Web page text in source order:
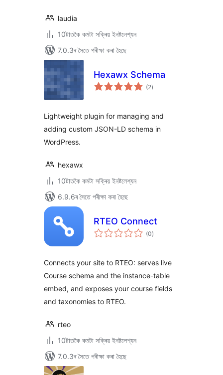
laudia
10টাতকৈ কমটা সক্ৰিয় ইনষ্টলেশ্যন
7.0.3ৰ সৈতে পৰীক্ষা কৰা হৈছে
Hexawx Schema
(2টা
মুঠ)
Lightweight plugin for managing and
adding custom JSON-LD schema in
WordPress.
hexawx
10টাতকৈ কমটা সক্ৰিয় ইনষ্টলেশ্যন
6.9.6ৰ সৈতে পৰীক্ষা কৰা হৈছে
RTEO Connect
(0টা
মুঠ)
Connects your site to RTEO: serves live
Course schema and the instance-table
embed, and exposes your course fields
and taxonomies to RTEO.
rteo
10টাতকৈ কমটা সক্ৰিয় ইনষ্টলেশ্যন
7.0.3ৰ সৈতে পৰীক্ষা কৰা হৈছে